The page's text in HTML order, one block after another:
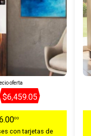
oferta
$6,459.05
00
con tarjetas de